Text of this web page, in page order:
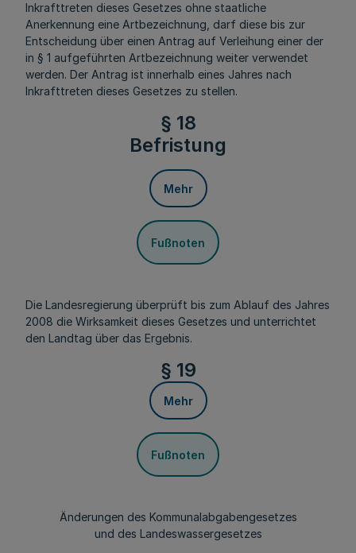
Inkrafttreten dieses Gesetzes ohne staatliche
Anerkennung eine Artbezeichnung, darf diese bis zur
Entscheidung über einen Antrag auf Verleihung einer der
in § 1 aufgeführten Artbezeichnung weiter verwendet
werden. Der Antrag ist innerhalb eines Jahres nach
Inkrafttreten dieses Gesetzes zu stellen.
§ 18
Befristung
Mehr
Fußnoten
Die Landesregierung überprüft bis zum Ablauf des Jahres
2008 die Wirksamkeit dieses Gesetzes und unterrichtet
den Landtag über das Ergebnis.
§ 19
Mehr
Fußnoten
Änderungen des Kommunalabgabengesetzes
und des Landeswassergesetzes